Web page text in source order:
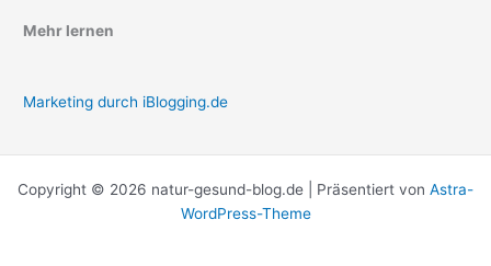
Mehr lernen
Marketing durch iBlogging.de
Copyright © 2026 natur-gesund-blog.de | Präsentiert von Astra-
WordPress-Theme